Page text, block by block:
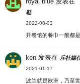
鞋
2022-08-03
开餐馆的餐巾一般都
ken 发表在 斥社媒
2021-01-17
波兰就是欧洲，乃至